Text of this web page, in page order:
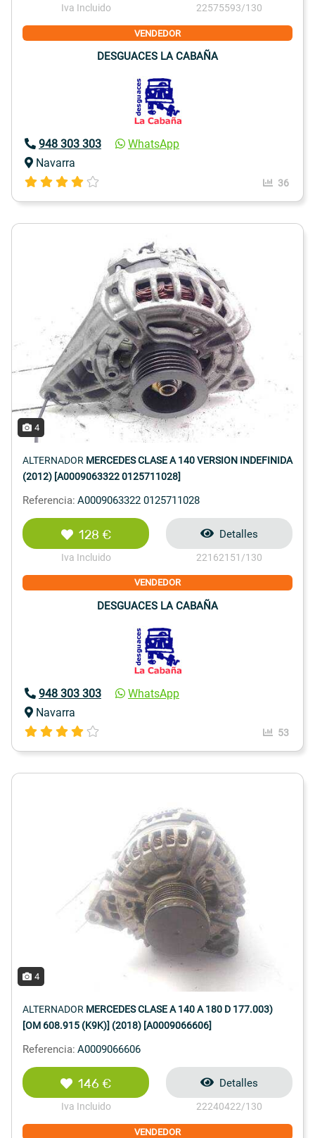
Iva Incluido 22575593/130
VENDEDOR
DESGUACES LA CABAÑA
948 303 303
WhatsApp
Navarra
36
4
ALTERNADOR MERCEDES CLASE A 140 VERSION INDEFINIDA
(2012) [A0009063322 0125711028]
Referencia: A0009063322 0125711028
128 €
Iva Incluido
Detalles
22162151/130
VENDEDOR
DESGUACES LA CABAÑA
948 303 303
WhatsApp
Navarra
53
4
ALTERNADOR MERCEDES CLASE A 140 A 180 D 177.003)
[OM 608.915 (K9K)] (2018) [A0009066606]
Referencia: A0009066606
146 €
Iva Incluido
Detalles
22240422/130
VENDEDOR